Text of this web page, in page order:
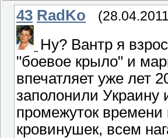
43 RadKo
Ну? Вантр я
"боевое крыло" и
впечатляет уже лет
заполонили Украину
промежуток
кровинушек, всем